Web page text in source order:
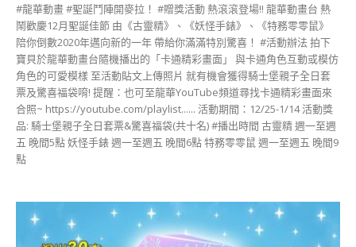
#龍華動畫 #聖誕鬥陣開麥拉！ #贈獎活動 熱滾滾登場!! 龍華動畫台 熱
鬧歡慶12月聖誕佳節 由《古靈精》、《妖怪手錶》、《特務零零鼠》
陪你倒數2020年邁向新的一年 帶給你滿滿特別驚喜！ #活動辦法 拍下
寶貝於龍華動畫台隨機播出的「卡通精彩畫面」 與卡通角色互動或模仿
角色的可愛模樣 至活動貼文上傳照片 就有機會獲得騎士堡親子全日套
票及驚喜福袋唷! 提醒：也可至龍華YouTube頻道尋找卡通精彩畫面來
合照~ https://youtube.com/playlist...... 活動期間：12/25-1/14 活動獎
品: 騎士堡親子全日套票&驚喜福袋(共十名) #播出時間 古靈精 週一至週
五 晚間5點 妖怪手錶 週一至週五 晚間6點 特務零零鼠 週一至週五 晚間9
點